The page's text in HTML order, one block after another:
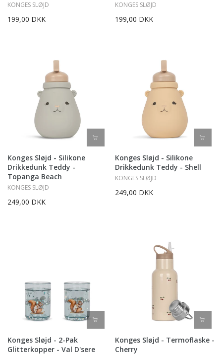
KONGES SLØJD
199,00 DKK
KONGES SLØJD
199,00 DKK
Konges Sløjd - Silikone
Drikkedunk Teddy -
Topanga Beach
KONGES SLØJD
249,00 DKK
Konges Sløjd - Silikone
Drikkedunk Teddy - Shell
KONGES SLØJD
249,00 DKK
Konges Sløjd - 2-Pak
Glitterkopper - Val D'sere
Konges Sløjd - Termoflaske -
Cherry